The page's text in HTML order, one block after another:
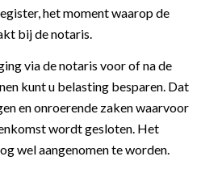
het moment waarop de
bij de notaris.
via de notaris voor of na de
kunt u belasting besparen. Dat
en onroerende zaken waarvoor
wordt gesloten. Het
wel aangenomen te worden.